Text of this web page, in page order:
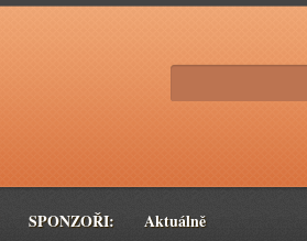
SPONZOŘI: Aktuálně